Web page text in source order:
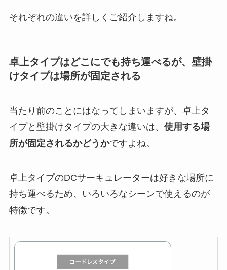
それぞれの違いを詳しくご紹介しますね。
卓上タイプはどこにでも持ち運べるが、壁掛
けタイプは場所が固定される
当たり前のことにはなってしまいますが、卓上タ
イプと壁掛けタイプの大きな違いは、 使用する場
所が固定されるかどうかですよね。
卓上タイプのDCサーキュレーターは好きな場所に
持ち運べるため、いろいろなシーンで使えるのが
特徴です。